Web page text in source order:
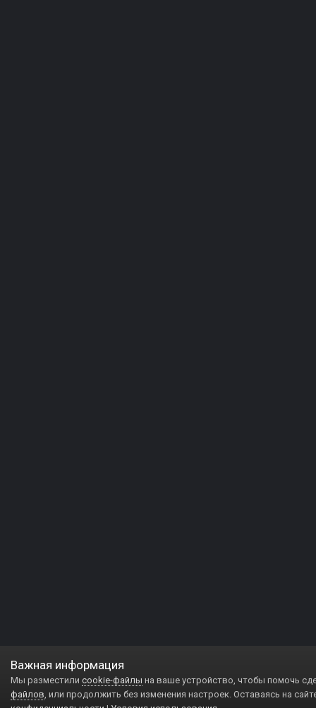
Важная информация
Мы разместили cookie-файлы на ваше устройство, чтобы помочь
файлов, или продолжить без изменения настроек. Оставаясь на